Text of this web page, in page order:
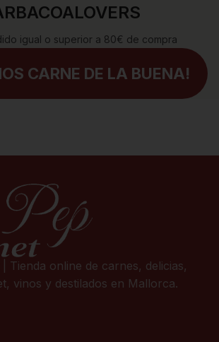
igual o superior a 80€ de compra
CARNE DE LA BUENA!
Tienda online de carnes, delicias,
vinos y destilados en Mallorca.